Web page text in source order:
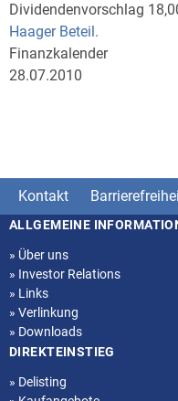
Dividendenvorschlag
Haager Beteil.
Finanzkalender
28.07.2010
Kontakt
Seitenstruktur
ALLGEMEINE
» Über uns
» Investor Relations
» Links
» Verlinkung
» Downloads
DIREKTEINSTIEG
» Delisting